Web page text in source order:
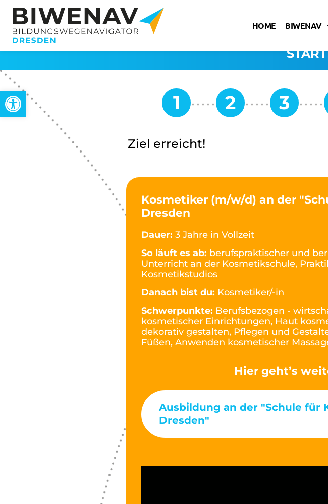
Werkzeugleiste öffnen
HOME BIWENAV
Ziel erreicht!
Kosmetiker (m/w/d) an der
Dresden
Dauer: 3 Jahre in Vollzeit
So läuft es ab: berufspraktischer und
Unterricht an der Kosmetikschule,
Kosmetikstudios
Danach bist du: Kosmetiker/-in
Schwerpunkte: Berufsbezogen -
kosmetischer Einrichtungen, Haut
dekorativ gestalten, Pflegen und
Füßen, Anwenden kosmetischer
Hier geht’s
Ausbildung an der "Schule für
Dresden"